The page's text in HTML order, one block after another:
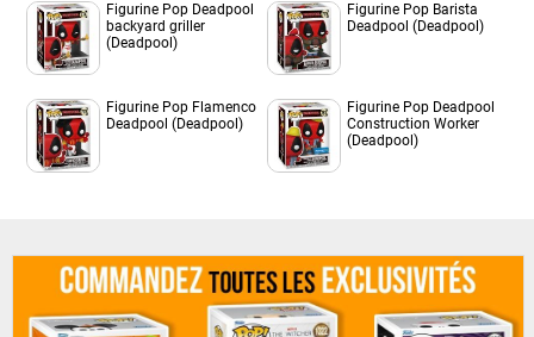
Figurine Pop Deadpool
backyard griller
(Deadpool)
Figurine Pop Barista
Deadpool (Deadpool)
Figurine Pop Flamenco
Deadpool (Deadpool)
Figurine Pop Deadpool
Construction Worker
(Deadpool)